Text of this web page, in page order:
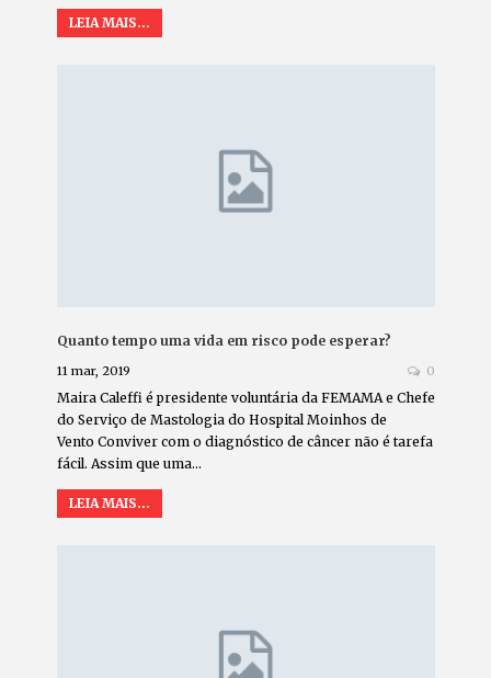
LEIA MAIS...
Quanto tempo uma vida em risco pode esperar?
11 mar, 2019 0
Maira Caleffi é presidente voluntária da FEMAMA e Chefe
do Serviço de Mastologia do Hospital Moinhos de
Vento Conviver com o diagnóstico de câncer não é tarefa
fácil. Assim que uma…
LEIA MAIS...